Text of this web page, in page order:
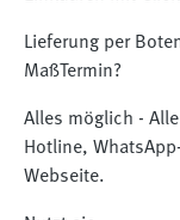
Lieferung per
MaßTermin?
Alles möglich -
Hotline,
Webseite.